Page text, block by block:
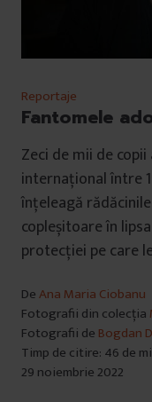
Reportaje
Fantomele
Zeci de mii de
internațional între
înțeleagă
copleșitoare în
protecției pe care
DeAna Maria Ciobanu
Fotografii din colecția
Fotografii de Bogdan
Timp de citire: 46 de
29 noiembrie 2022